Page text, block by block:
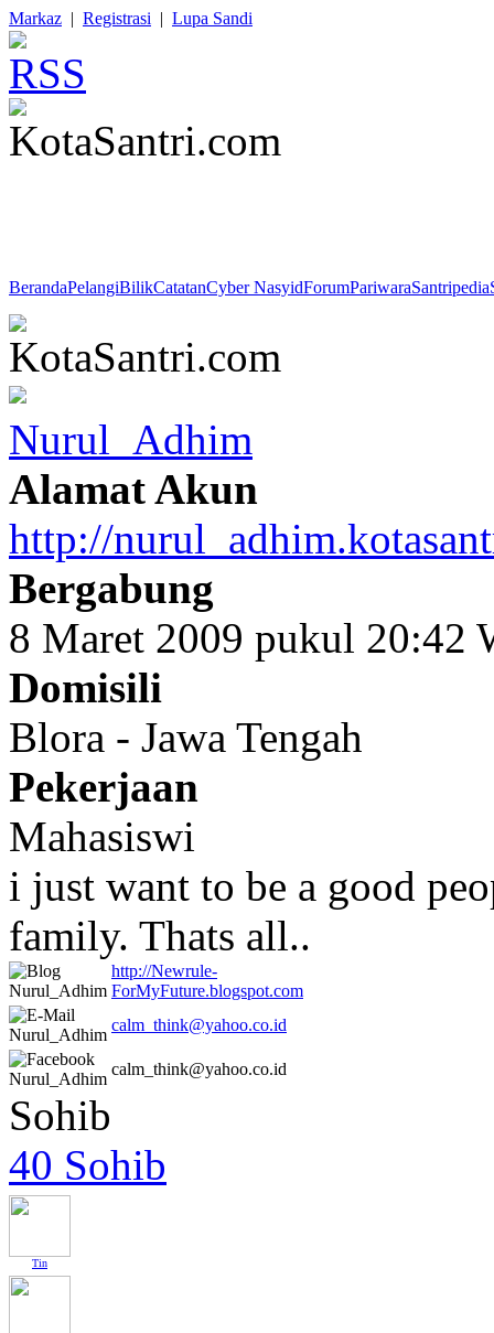
Markaz | Registrasi | Lupa Sandi
BerandaPelangiBilikCatatanCyber NasyidForumPariwaraSantripedia
Nurul_Adhim
Alamat Akun
http://
Bergabung
8 Maret 2009 pukul 20:42
Domisili
Blora - Jawa Tengah
Pekerjaan
Mahasiswi
i just want to be a good
family. Thats all..
http://Newrule-
ForMyFuture.blogspot.com
calm_think@yahoo.co.id
calm_think@yahoo.co.id
Sohib
40 Sohib
Tin